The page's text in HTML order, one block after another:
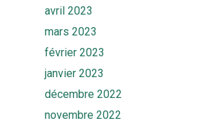
avril 2023
mars 2023
février 2023
janvier 2023
décembre 2022
novembre 2022